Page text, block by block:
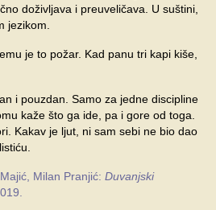
doživljava i preuveličava. U suštini,
jezikom.
je to požar. Kad panu tri kapi kiše,
i pouzdan. Samo za jedne discipline
kaže što ga ide, pa i gore od toga.
Kakav je ljut, ni sam sebi ne bio dao
Milan Pranjić: Duvanjski